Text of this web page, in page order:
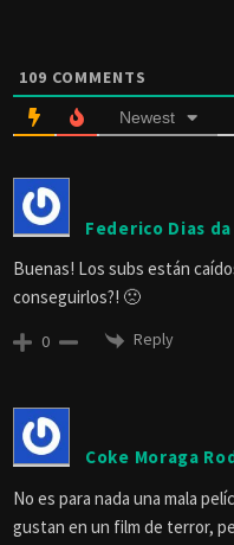
109 COMMENTS
Newest
Federico Dias
Buenas! Los subs están
conseguirlos?! 🙁
0 Reply
Coke Moraga
No es para nada una mala
gustan en un film de terror,